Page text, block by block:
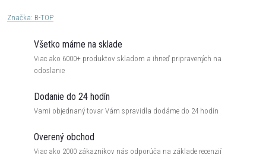
Značka: B-TOP
Všetko máme na sklade
Viac ako 6000+ produktov skladom a ihneď pripravených na
odoslanie
Dodanie do 24 hodín
Vami objednaný tovar Vám spravidla dodáme do 24 hodín
Overený obchod
Viac ako 2000 zákazníkov nás odporúča na základe recenzií